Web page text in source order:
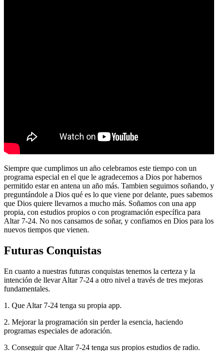
Siempre que cumplimos un año celebramos este tiempo con un
programa especial en el que le agradecemos a Dios por habernos
permitido estar en antena un año más. Tambien seguimos soñando, y
preguntándole a Dios qué es lo que viene por delante, pues sabemos
que Dios quiere llevarnos a mucho más. Soñamos con una app
propia, con estudios propios o con programación específica para
Altar 7-24. No nos cansamos de soñar, y confiamos en Dios para los
nuevos tiempos que vienen.
Futuras Conquistas
En cuanto a nuestras futuras conquistas tenemos la certeza y la
intención de llevar Altar 7-24 a otro nivel a través de tres mejoras
fundamentales.
1. Que Altar 7-24 tenga su propia app.
2. Mejorar la programación sin perder la esencia, haciendo
programas especiales de adoración.
3. Conseguir que Altar 7-24 tenga sus propios estudios de radio.